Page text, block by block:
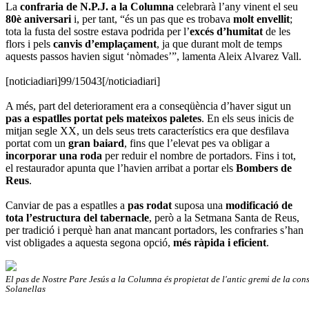
La confraria de N.P.J. a la Columna celebrarà l’any vinent el seu
80è aniversari i, per tant, “és un pas que es trobava molt envellit;
tota la fusta del sostre estava podrida per l’excés d’humitat de les
flors i pels canvis d’emplaçament, ja que durant molt de temps
aquests passos havien sigut ‘nòmades’”, lamenta Aleix Alvarez Vall.
[noticiadiari]99/15043[/noticiadiari]
A més, part del deteriorament era a conseqüència d’haver sigut un
pas a espatlles portat pels mateixos paletes. En els seus inicis de
mitjan segle XX, un dels seus trets característics era que desfilava
portat com un gran baiard, fins que l’elevat pes va obligar a
incorporar una roda per reduir el nombre de portadors. Fins i tot,
el restaurador apunta que l’havien arribat a portar els Bombers de
Reus.
Canviar de pas a espatlles a pas rodat suposa una modificació de
tota l’estructura del tabernacle, però a la Setmana Santa de Reus,
per tradició i perquè han anat mancant portadors, les confraries s’han
vist obligades a aquesta segona opció, més ràpida i eficient.
El pas de Nostre Pare Jesús a la Columna és propietat de l'antic gremi de la
Solanellas